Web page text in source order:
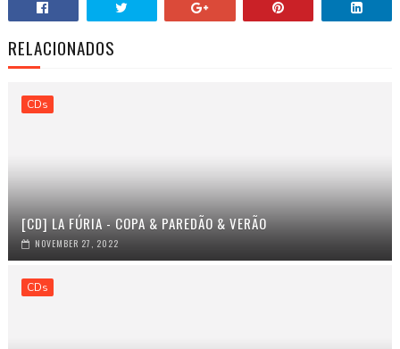
RELACIONADOS
CDs
[CD] LA FÚRIA - COPA & PAREDÃO & VERÃO
NOVEMBER 27, 2022
CDs